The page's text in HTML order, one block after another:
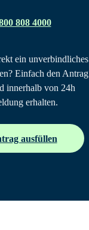
808 4000
ein unverbindliches
Einfach den Antrag
innerhalb von 24h
erhalten.
ausfüllen